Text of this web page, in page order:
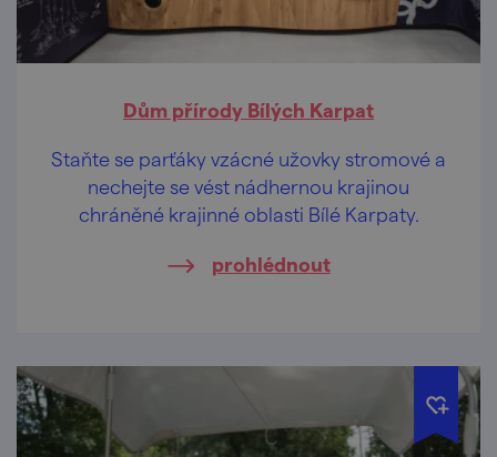
Dům přírody Bílých Karpat
Staňte se parťáky vzácné užovky stromové a
nechejte se vést nádhernou krajinou
chráněné krajinné oblasti Bílé Karpaty.
prohlédnout